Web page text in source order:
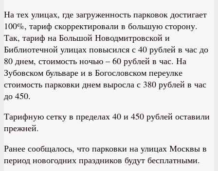
На тех улицах, где загруженность парковок достигает
100%, тариф скорректировали в большую сторону.
Так, тариф на Большой Новодмитровской и
Библиотечной улицах повысился с 40 рублей в час до
80 днем, стоимость ночью – 60 рублей в час. На
Зубовском бульваре и в Богословском переулке
стоимость парковки днем выросла с 380 рублей в час
до 450.
Тарифную сетку в пределах 40 и 450 рублей оставили
прежней.
Ранее сообщалось, что парковки на улицах Москвы в
период новогодних праздников будут бесплатными.